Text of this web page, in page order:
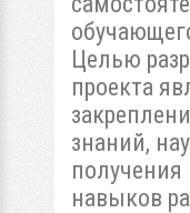
Целью
проекта
знаний,
получения
навыков